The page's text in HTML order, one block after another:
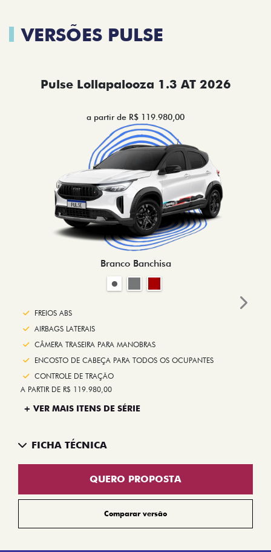
VERSÕES PULSE
Pulse Lollapalooza 1.3 AT 2026
a partir de R$ 119.980,00
Branco Banchisa
FREIOS ABS
AIRBAGS LATERAIS
CÂMERA TRASEIRA PARA MANOBRAS
ENCOSTO DE CABEÇA PARA TODOS OS OCUPANTES
CONTROLE DE TRAÇÃO
A PARTIR DE R$ 119.980,00
+ VER MAIS ITENS DE SÉRIE
FICHA TÉCNICA
QUERO PROPOSTA
Comparar versão
Next